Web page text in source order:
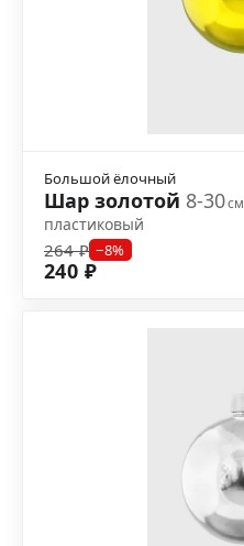
Большой ёлочный
Шар золотой 8-30см
пластиковый
264 ₽ −8%
240 ₽